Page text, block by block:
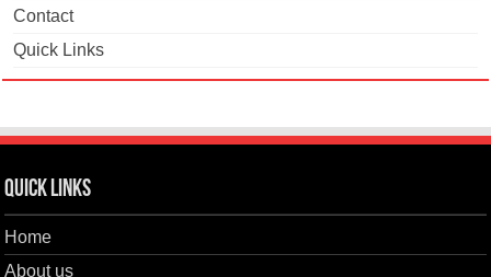
Contact
Quick Links
Quick Links
Home
About us